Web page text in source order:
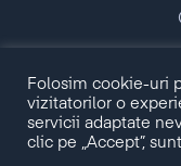
Copyright
Folosim cookie-uri
vizitatorilor o
servicii adaptate
clic pe „Accept”,